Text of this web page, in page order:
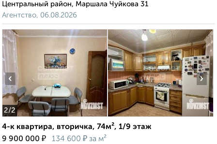
Центральный район, Маршала Чуйкова 31
Агентство, 06.08.2026
2/2
‹ ›
4-к квартира, вторичка, 74м², 1/9 этаж
9 900 000 ₽ 134 600 ₽ за м²